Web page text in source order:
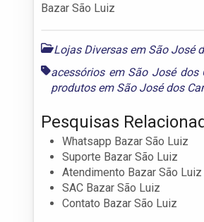
Bazar São Luiz
Lojas Diversas em São José
acessórios em São José dos
produtos em São José dos
Pesquisas
Whatsapp Bazar São Luiz
Suporte Bazar São Luiz
Atendimento Bazar São Luiz
SAC Bazar São Luiz
Contato Bazar São Luiz